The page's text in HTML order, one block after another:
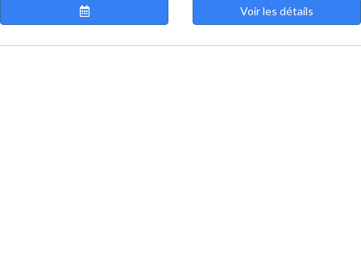
Voir les détails